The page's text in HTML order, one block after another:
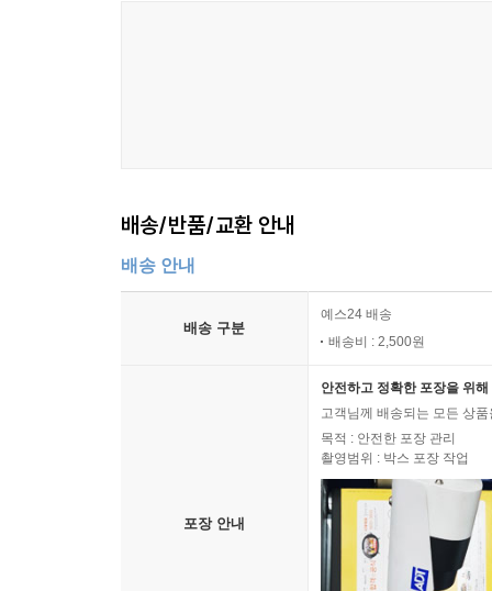
‘노동일’이라는 개념은 마르크스로 하여금 ‘노
원초적이면서도 가장 중요한 질문, 즉 ‘우리가 맺
것인가 아니면 ‘정상적 삶’에 대한 계약을 맺은
즉 노동시간 투쟁은 ‘정상적 삶’을 영위하기
행사하는 폭력을 제한할 수 있도록 하는 제도적
이것은 마르크스주의에 매우 비판적이었던 푸코
“유일하게 신체에 행사되는 권력으로서의 규
사고”가 마르크스의 『자본』 1권 「노동일」
주장하는 바와는 달리, 마르크스주의가 (법으
배송/반품/교환 안내
배송 안내
배송 구분
예스24 배송
배송비 : 2,500원
포장 안내
안전하고 정확한 포장을 위
고객님께 배송되는 모든 상
목적 : 안전한 포장 관리
촬영범위 : 박스 포장 작업